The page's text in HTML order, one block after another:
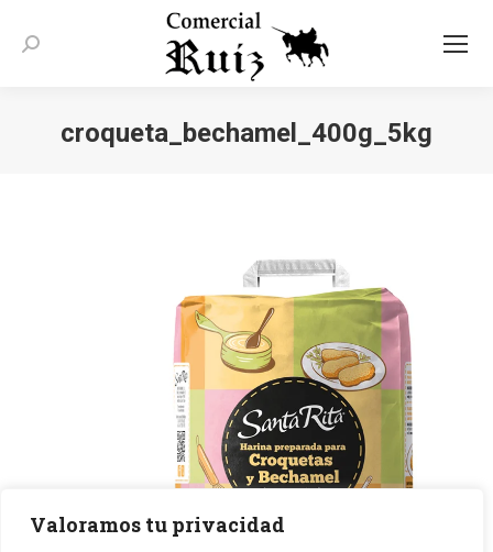
Valoramos tu privacidad
Buscar:
croqueta_bechamel_400g_5kg